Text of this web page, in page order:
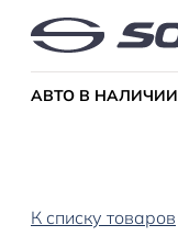
АВТО В НАЛИЧИИ
К списку товаров